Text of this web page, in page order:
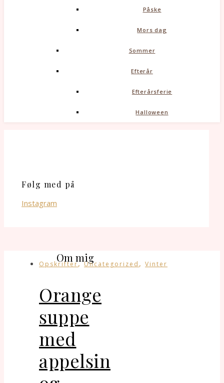
Påske
Mors dag
Sommer
Efterår
Efterårsferie
Halloween
Følg med på
Instagram
Opskrifter,Uncategorized , Vinter
Orange
suppe
med
appelsin
Om mig